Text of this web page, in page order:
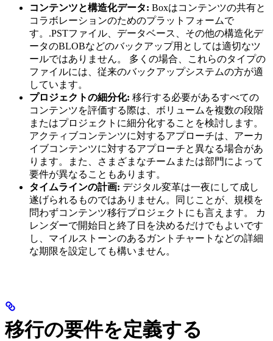
コンテンツと構造化データ: Boxはコンテンツの共有と
コラボレーションのためのプラットフォームで
す。.PSTファイル、データベース、その他の構造化デ
ータのBLOBなどのバックアップ用としては適切なツ
ールではありません。 多くの場合、これらのタイプの
ファイルには、従来のバックアップシステムの方が適
しています。
プロジェクトの細分化: 移行する必要があるすべての
コンテンツを評価する際は、ボリュームを複数の段階
またはプロジェクトに細分化することを検討します。
アクティブコンテンツに対するアプローチは、アーカ
イブコンテンツに対するアプローチと異なる場合があ
ります。また、さまざまなチームまたは部門によって
要件が異なることもあります。
タイムラインの計画: デジタル変革は一夜にして成し
遂げられるものではありません。同じことが、規模を
問わずコンテンツ移行プロジェクトにも言えます。 カ
レンダーで開始日と終了日を決めるだけでもよいです
し、マイルストーンのあるガントチャートなどの詳細
な期限を設定しても構いません。
移行の要件を定義する